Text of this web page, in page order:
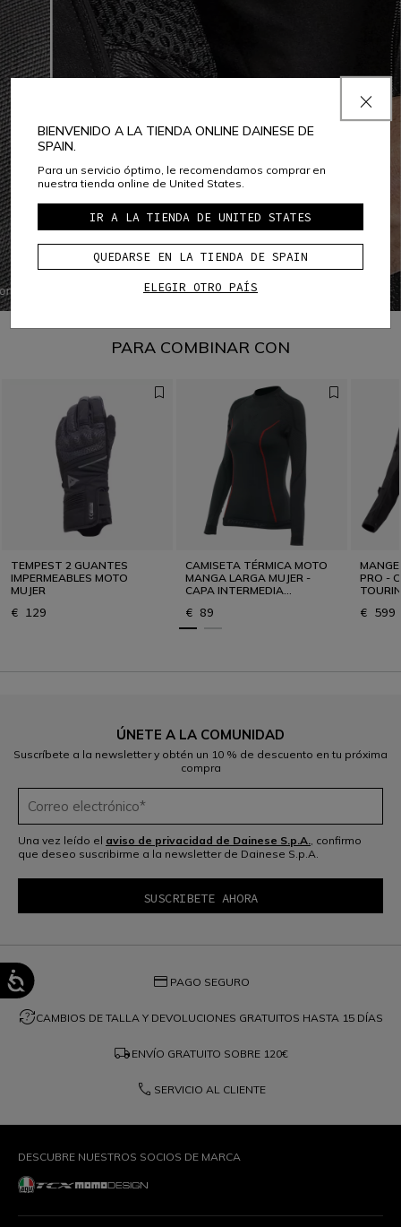
JACKET-TROUSERS FASTENING SYSTEM
La fijación de la chaqueta a los pantalones con cremallera
cualquier situación.
PARA COMBINAR CON
TEMPEST 2 GUANTES
IMPERMEABLES MOTO
MUJER
€ 129
CAMISETA TÉRMICA MOTO
MANGA LARGA MUJER -
CAPA INTERMEDIA
€ 89
PRO -
€ 599
ÚNETE A LA COMUNIDAD
Suscríbete a la newsletter y obtén un 10 % de descuento en tu próxima
compra
Una vez leído el aviso de privacidad de Dainese S.p.A., confirmo
que deseo suscribirme a la newsletter de Dainese S.p.A.
credit_card PAGO SEGURO
question_exchangeCAMBIOS DE TALLA Y DEVOLUCIONES GRATUITOS HASTA 15 DÍAS
local_shipping ENVÍO GRATUITO SOBRE 120€
phone SERVICIO AL CLIENTE
DESCUBRE NUESTROS SOCIOS DE MARCA
BIENVENIDO A LA TIENDA ONLINE DAINESE DE
SPAIN.
Para un servicio óptimo, le recomendamos comprar en
nuestra tienda online de United States.
IR A LA TIENDA DE UNITED STATES
QUEDARSE EN LA TIENDA DE SPAIN
ELEGIR OTRO PAÍS